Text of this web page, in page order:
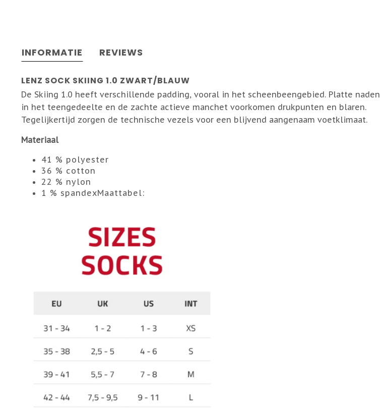
INFORMATIE REVIEWS
LENZ SOCK SKIING 1.0 ZWART/BLAUW
De Skiing 1.0 heeft verschillende padding, vooral in het scheenbeengebied. Platte naden
in het teengedeelte en de zachte actieve manchet voorkomen drukpunten en blaren.
Tegelijkertijd zorgen de technische vezels voor een blijvend aangenaam voetklimaat.
Materiaal
41 % polyester
36 % cotton
22 % nylon
1 % spandexMaattabel: